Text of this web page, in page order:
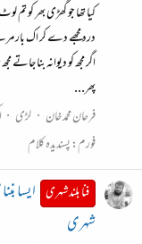
کیا تھا جو گھڑی بھر کو
درد مجھے دے کر اک بار
اگر مجھ کو دیوانہ بنا
پھر...
فرحان محمد خان
لڑی
فورم:پسندیدہ کلام
فنا بلند شہری ایسا
شہری